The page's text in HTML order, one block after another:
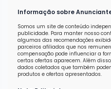
Informação sobre
Somos um site de conteúdo
publicidade. Para manter nosso
algumas das recomendações
parceiros afiliados que nos
compensação pode influenciar a
certas ofertas aparecem. Além
dados coletados que também
produtos e ofertas apresentados.